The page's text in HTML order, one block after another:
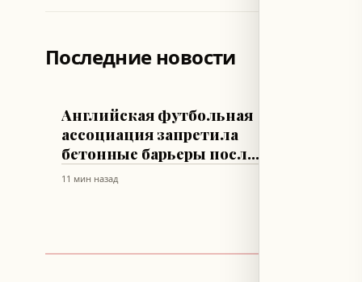
Последние новости
Английская футбольная
ассоциация запретила
бетонные барьеры после
гибели Билли Вигара
11 мин назад